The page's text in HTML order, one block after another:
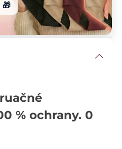
% ochrany. 0